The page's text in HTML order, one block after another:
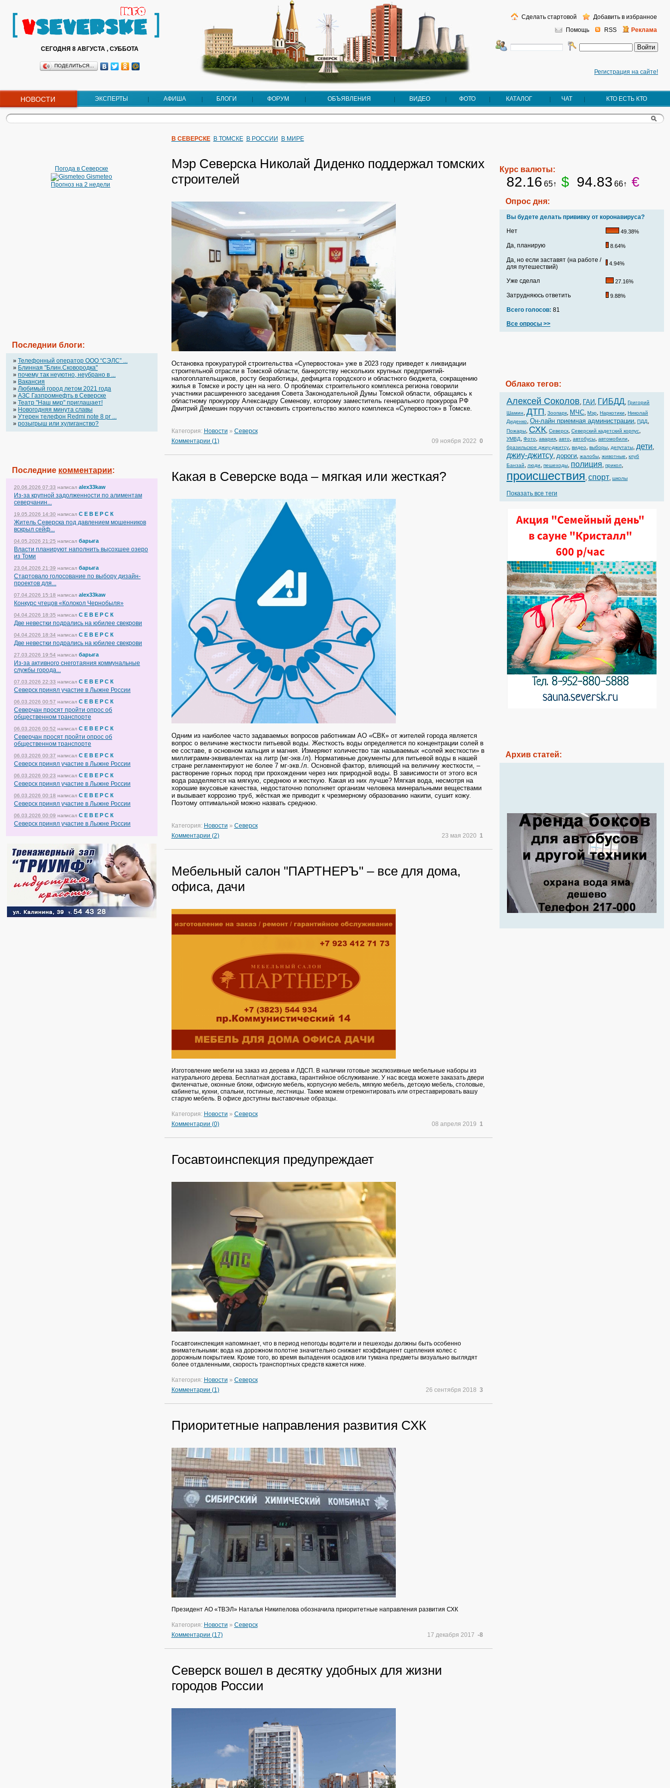
СЕГОДНЯ 8 АВГУСТА , СУББОТА
ПОДЕЛИТЬСЯ…
Регистрация на сайте!
Помощь RSS Реклама
Сделать стартовой Добавить в избранное
НОВОСТИ ЭКСПЕРТЫ АФИША БЛОГИ ФОРУМ ОБЪЯВЛЕНИЯ ВИДЕО ФОТО КАТАЛОГ ЧАТ КТО ЕСТЬ КТО
Погода в Северске
Gismeteo
Прогноз на 2 недели
Последнии блоги:
» Телефонный оператор OOO “СЭЛС” ...
» Блинная "Блин.Сковородка"
» почему так неуютно, неубрано в ...
» Вакансия
» Любимый город летом 2021 года
» АЗС Газпромнефть в Северске
» Театр "Наш мир" приглашает!
» Новогодняя минута славы
» Утерен телефон Redmi note 8 pr ...
» розыгрыш или хулиганство?
Последние комментарии:
20.06.2026 07:33 написал alex33kaw
Из-за крупной задолженности по алиментам
северчанин...
19.05.2026 14:30 написал С Е В Е Р С К
Житель Северска под давлением мошенников
вскрыл сейф...
04.05.2026 21:25 написал барыга
Власти планируют наполнить высохшее озеро
из Томи
23.04.2026 21:39 написал барыга
Стартовало голосование по выбору дизайн-
проектов для...
07.04.2026 15:18 написал alex33kaw
Конкурс чтецов «Колокол Чернобыля»
04.04.2026 18:35 написал С Е В Е Р С К
Две невестки подрались на юбилее свекрови
04.04.2026 18:34 написал С Е В Е Р С К
Две невестки подрались на юбилее свекрови
27.03.2026 19:54 написал барыга
Из-за активного снеготаяния коммунальные
службы города...
07.03.2026 22:33 написал С Е В Е Р С К
Северск принял участие в Лыжне России
06.03.2026 00:57 написал С Е В Е Р С К
Северчан просят пройти опрос об
общественном транспорте
06.03.2026 00:52 написал С Е В Е Р С К
Северчан просят пройти опрос об
общественном транспорте
06.03.2026 00:37 написал С Е В Е Р С К
Северск принял участие в Лыжне России
06.03.2026 00:23 написал С Е В Е Р С К
Северск принял участие в Лыжне России
06.03.2026 00:18 написал С Е В Е Р С К
Северск принял участие в Лыжне России
06.03.2026 00:09 написал С Е В Е Р С К
Северск принял участие в Лыжне России
В СЕВЕРСКЕ В ТОМСКЕ В РОССИИ В МИРЕ
Мэр Северска Николай Диденко поддержал томских
строителей
Остановка прокуратурой строительства «Супервостока» уже в 2023 году приведет к ликвидации
строительной отрасли в Томской области, банкротству нескольких крупных предприятий-
налогоплательщиков, росту безработицы, дефицита городского и областного бюджета, сокращению
жилья в Томске и росту цен на него. О проблемах строительного комплекса региона говорили
участники расширенного заседания Совета Законодательной Думы Томской области, обращаясь к
областному прокурору Александру Семенову, которому заместитель генерального прокурора РФ
Дмитрий Демешин поручил остановить строительство жилого комплекса «Супервосток» в Томске.
Категория: Новости » Северск
Комментарии (1)
09 ноября 2022 0
Какая в Северске вода – мягкая или жесткая?
Одним из наиболее часто задаваемых вопросов работникам АО «СВК» от жителей города является
вопрос о величине жесткости питьевой воды. Жесткость воды определяется по концентрации солей в
ее составе, в основном кальция и магния. Измеряют количество так называемых «солей жесткости» в
миллиграмм-эквивалентах на литр (мг-экв./л). Нормативные документы для питьевой воды в нашей
стране регламентируют не более 7 мг-экв./л. Основной фактор, влияющий на величину жесткости, –
растворение горных пород при прохождении через них природной воды. В зависимости от этого вся
вода разделяется на мягкую, среднюю и жесткую. Какая из них лучше? Мягкая вода, несмотря на
хорошие вкусовые качества, недостаточно пополняет организм человека минеральными веществами
и вызывает коррозию труб, жёсткая же приводит к чрезмерному образованию накипи, сушит кожу.
Поэтому оптимальной можно назвать среднюю.
Категория: Новости » Северск
Комментарии (2)
23 мая 2020 1
Мебельный салон "ПАРТНЕРЪ" – все для дома,
офиса, дачи
Изготовление мебели на заказ из дерева и ЛДСП. В наличии готовые эксклюзивные мебельные наборы из
натурального дерева. Бесплатная доставка, гарантийное обслуживание. У нас всегда можете заказать двери
филенчатые, оконные блоки, офисную мебель, корпусную мебель, мягкую мебель, детскую мебель, столовые,
кабинеты, кухни, спальни, гостиные, лестницы. Также можем отремонтировать или отреставрировать вашу
старую мебель. В офисе доступны выставочные образцы.
Категория: Новости » Северск
Комментарии (0)
08 апреля 2019 1
Госавтоинспекция предупреждает
Госавтоинспекция напоминает, что в период непогоды водители и пешеходы должны быть особенно
внимательными: вода на дорожном полотне значительно снижает коэффициент сцепления колес с
дорожным покрытием. Кроме того, во время выпадения осадков или тумана предметы визуально выглядят
более отдаленными, скорость транспортных средств кажется ниже.
Категория: Новости » Северск
Комментарии (1)
26 сентября 2018 3
Приоритетные направления развития СХК
Президент АО «ТВЭЛ» Наталья Никипелова обозначила приоритетные направления развития СХК
Категория: Новости » Северск
Комментарии (17)
17 декабря 2017 -8
Северск вошел в десятку удобных для жизни
городов России
Курс валюты:
82.16 65↑ $ 94.83 66↑ €
Опрос дня:
Вы будете делать прививку от коронавируса?
Нет
49.38%
Да, планирую 8.64%
Да, но если заставят (на работе /
для путешествий)
4.94%
Уже сделал 27.16%
Затрудняюсь ответить 9.88%
Всего голосов: 81
Все опросы >>
Облако тегов:
Алексей Соколов, ГАИ, ГИБДД, Григорий
Шамин, ДТП, Зоопарк, МЧС, Мэр, Наркотики, Николай
Диденко, Он-лайн приемная администрации, ПДД,
Пожары, СХК, Северск, Северский кадетский корпус,
УМВД, Фото, авария, авто, автобусы, автомобили,
бразильское джиу-джитсу, видео, выборы, депутаты, дети,
джиу-джитсу, дороги, жалобы, животные, клуб
Банзай, люди, пешеходы, полиция, прикол,
происшествия, спорт, школы
Показать все теги
Архив статей: